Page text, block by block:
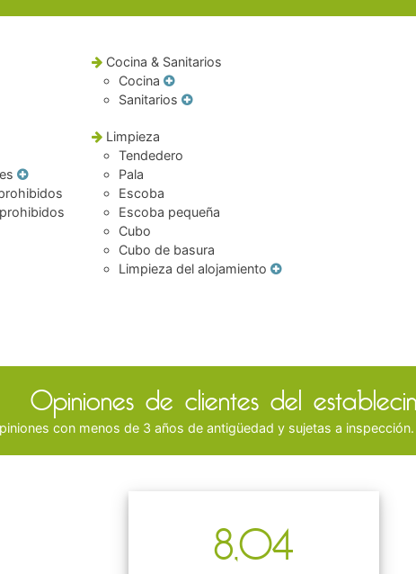
Cocina & Sanitarios
Cocina
Sanitarios
Limpieza
Tendedero
Pala
Escoba
Escoba pequeña
Cubo
Cubo de basura
Limpieza del alojamiento
Opiniones de clientes del
con menos de 3 años de antigüedad y sujetas a inspección.
8,04